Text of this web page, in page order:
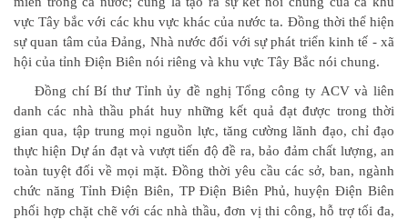
vực Tây bắc với các khu vực khác của nước ta. Đồng thời thể hiện
sự quan tâm của Đảng, Nhà nước đối với sự phát triển kinh tế - xã
hội của tỉnh Điện Biên nói riêng và khu vực Tây Bắc nói chung.
Đồng chí Bí thư Tỉnh ủy đề nghị Tổng công ty ACV và liên
danh các nhà thầu phát huy những kết quả đạt được trong thời
gian qua, tập trung mọi nguồn lực, tăng cường lãnh đạo, chỉ đạo
thực hiện Dự án đạt và vượt tiến độ đề ra, bảo đảm chất lượng, an
toàn tuyệt đối về mọi mặt. Đồng thời yêu cầu các sở, ban, ngành
chức năng Tỉnh Điện Biên, TP Điện Biên Phủ, huyện Điện Biên
phối hợp chặt chẽ với các nhà thầu, đơn vị thi công, hỗ trợ tối đa,